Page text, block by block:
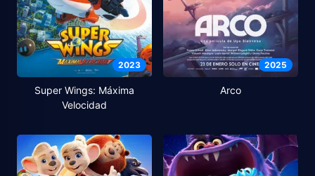
2023
Super Wings: Máxima
Velocidad
2025
Arco